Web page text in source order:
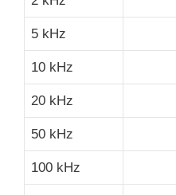
5 kHz
10 kHz
20 kHz
50 kHz
100 kHz